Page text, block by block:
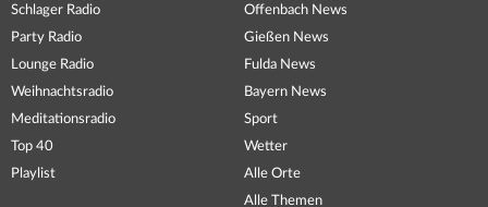
Schlager Radio
Party Radio
Lounge Radio
Weihnachtsradio
Meditationsradio
Top 40
Playlist
Offenbach News
Gießen News
Fulda News
Bayern News
Sport
Wetter
Alle Orte
Alle Themen